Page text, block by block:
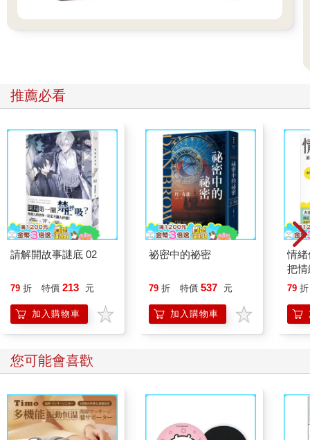
推薦必看
請解開故事謎底 02
79 折 特價 213 元
加入購物車
祕密中的祕密
79 折 特價 537 元
加入購物車
情
把
誰
79 折
您可能會喜歡